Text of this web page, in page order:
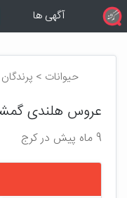
آگهی ها
حیوانات >
عروس هلندی
9 ماه پیش در کرج